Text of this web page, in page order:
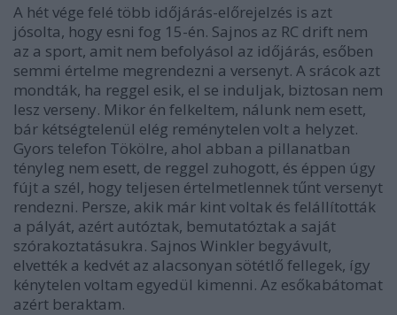
A hét vége felé több időjárás-előrejelzés is azt
jósolta, hogy esni fog 15-én. Sajnos az RC drift nem
az a sport, amit nem befolyásol az időjárás, esőben
semmi értelme megrendezni a versenyt. A srácok azt
mondták, ha reggel esik, el se induljak, biztosan nem
lesz verseny. Mikor én felkeltem, nálunk nem esett,
bár kétségtelenül elég reménytelen volt a helyzet.
Gyors telefon Tökölre, ahol abban a pillanatban
tényleg nem esett, de reggel zuhogott, és éppen úgy
fújt a szél, hogy teljesen értelmetlennek tűnt versenyt
rendezni. Persze, akik már kint voltak és felállították
a pályát, azért autóztak, bemutatóztak a saját
szórakoztatásukra. Sajnos Winkler begyávult,
elvették a kedvét az alacsonyan sötétlő fellegek, így
kénytelen voltam egyedül kimenni. Az esőkabátomat
azért beraktam.